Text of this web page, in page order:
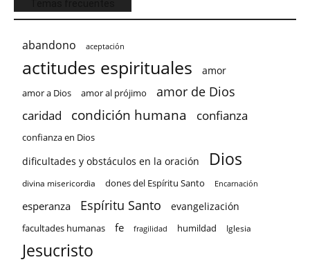
abandono aceptación
actitudes espirituales amor
amor a Dios amor al prójimo amor de Dios
caridad condición humana confianza
confianza en Dios
dificultades y obstáculos en la oración Dios
divina misericordia dones del Espíritu Santo Encarnación
esperanza Espíritu Santo evangelización
facultades humanas fe fragilidad humildad Iglesia
Jesucristo